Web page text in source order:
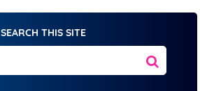
SEARCH THIS SITE